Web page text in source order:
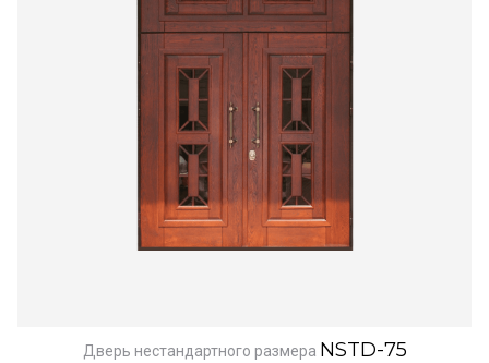
Дверь нестандартного размера NSTD-75